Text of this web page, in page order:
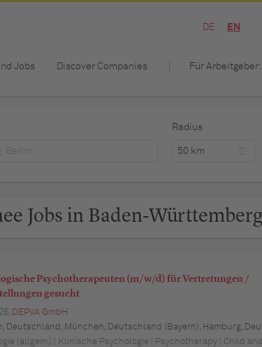
DE EN
Jobs Discover Companies Für
Radius
50 km
Jobs in Baden-Württemberg
Psychotherapeuten (m/w/d) für Vertretungen /
gesucht
DEPVA GmbH
Düsseldorf, Deutschland (Nordrhein-Westfalen), Köln, Deutschland (Nordrhein-Westfalen), Essen, Deutschland (Nordrhein-Westfalen), Dortmund, Deutschland (Nordrhein-Westfalen), Stuttgart, Deutschland (Baden-Württemberg), Heilbronn, Deutschland (Baden-Württemberg), Hannover, Deutschland (Niedersachsen), Rostock, Deutschland (Mecklenburg-Vorpommern), Kiel, Deutschland (Schleswig-Holstein), Augsburg, Deutschland (Bayern), Nürnberg, Deutschland (Bayern), Frankfurt am Main, Deutschland (Hessen), Bremen, Deutschland, Schwerin, Deutschland (Mecklenburg-Vorpommern), Mainz, Deutschland (Rheinland-Pfalz), Saarbrücken, Deutschland (Saarland), Dresden, Deutschland (Sachsen), Magdeburg, Deutschland (Sachsen-Anhalt), Potsdam, Deutschland (Brandenburg), Erfurt, Deutschland (Thüringen), Würzburg, Deutschland (Bayern), Heilbronn,
(allgem.) | Klinische Psychologie | Psychotherapy | Child and